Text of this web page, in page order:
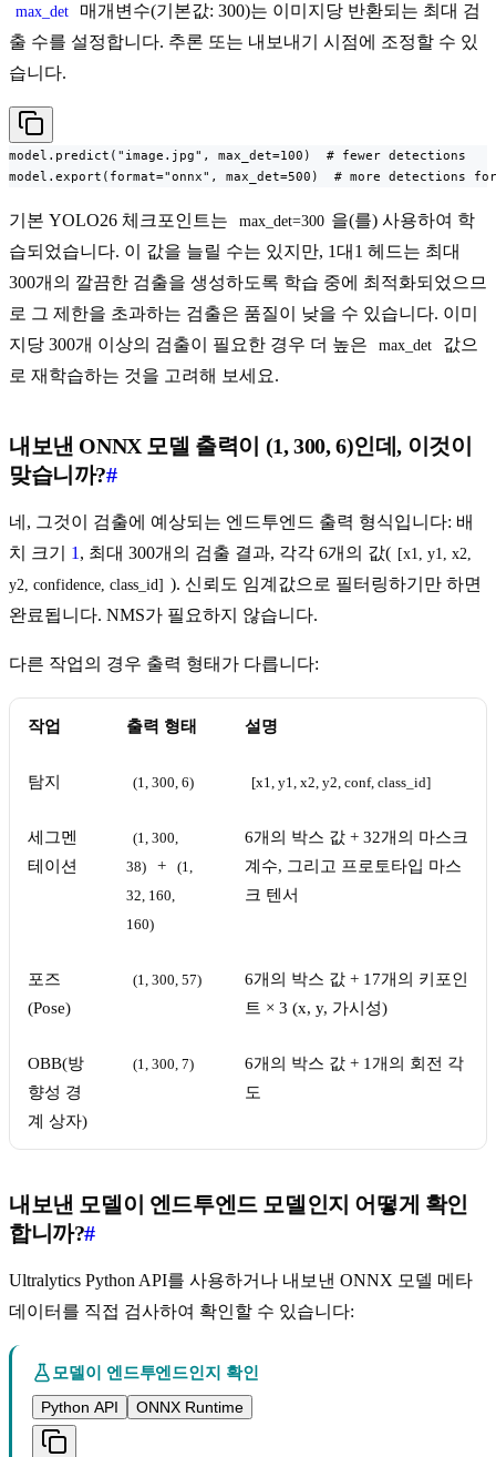
max_det
매개변수(기본값: 300)는 이미지당 반환되는 최대 검
출 수를 설정합니다. 추론 또는 내보내기 시점에 조정할 수 있
습니다.
model.predict("image.jpg", max_det=100)  # fewer detections
model.export(format="onnx", max_det=500)  # more detections
기본 YOLO26 체크포인트는 max_det=300 을(를) 사용하여 학
습되었습니다. 이 값을 늘릴 수는 있지만, 1대1 헤드는 최대
300개의 깔끔한 검출을 생성하도록 학습 중에 최적화되었으므
로 그 제한을 초과하는 검출은 품질이 낮을 수 있습니다. 이미
지당 300개 이상의 검출이 필요한 경우 더 높은
max_det
값으
로 재학습하는 것을 고려해 보세요.
내보낸 ONNX 모델 출력이 (1, 300, 6)인데, 이것이
맞습니까?#
네, 그것이 검출에 예상되는 엔드투엔드 출력 형식입니다: 배
치 크기 1 , 최대 300개의 검출 결과, 각각 6개의 값( [x1, y1, x2,
y2, confidence, class_id] ). 신뢰도 임계값으로 필터링하기만 하면
완료됩니다. NMS가 필요하지 않습니다.
다른 작업의 경우 출력 형태가 다릅니다:
작업 출력 형태 설명
탐지 (1, 300, 6) [x1, y1, x2, y2, conf, class_id]
세그멘
테이션
(1, 300,
38)
+
(1,
32, 160,
160)
6개의 박스 값 + 32개의 마스크
계수, 그리고 프로토타입 마스
크 텐서
포즈
(Pose)
(1, 300, 57)
6개의 박스 값 + 17개의 키포인
트 × 3 (x, y, 가시성)
OBB(방
향성 경
계 상자)
(1, 300, 7)
6개의 박스 값 + 1개의 회전 각
도
내보낸 모델이 엔드투엔드 모델인지 어떻게 확인
합니까?#
Ultralytics Python API를 사용하거나 내보낸 ONNX 모델 메타
데이터를 직접 검사하여 확인할 수 있습니다:
모델이 엔드투엔드인지 확인
Python API
ONNX Runtime